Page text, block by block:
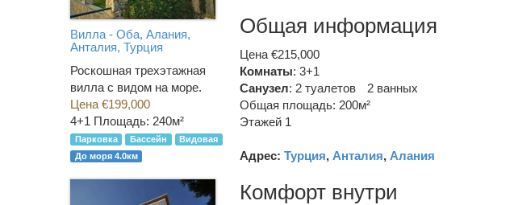
Общая информация
Цена €215,000
Комнаты: 3+1
Санузел: 2 туалетов
2 ванных
Общая площадь: 200м²
Этажей 1
Адрес: Турция, Анталия, Алания
Комфорт внутри
Вилла - Оба, Алания,
Анталия, Турция
Роскошная трехэтажная
вилла с видом на море.
Цена €199,000
4+1 Площадь: 240м²
Парковка Бассейн
Видовая
До моря 4.0км